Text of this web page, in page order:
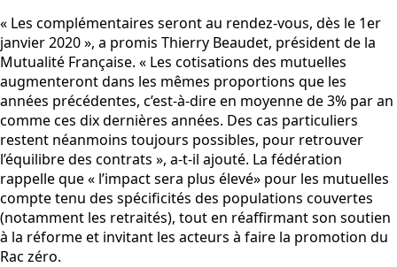
« Les complémentaires seront au rendez-vous, dès le 1er
janvier 2020 », a promis Thierry Beaudet, président de la
Mutualité Française. « Les cotisations des mutuelles
augmenteront dans les mêmes proportions que les
années précédentes, c’est-à-dire en moyenne de 3% par an
comme ces dix dernières années. Des cas particuliers
restent néanmoins toujours possibles, pour retrouver
l’équilibre des contrats », a-t-il ajouté. La fédération
rappelle que « l’impact sera plus élevé» pour les mutuelles
compte tenu des spécificités des populations couvertes
(notamment les retraités), tout en réaffirmant son soutien
à la réforme et invitant les acteurs à faire la promotion du
Rac zéro.